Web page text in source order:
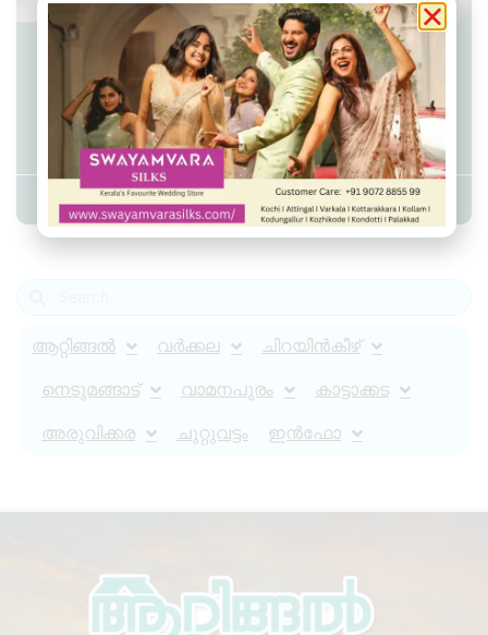
കായിക്കരയിൽ തെരുവുനായയുടെ
ആക്രമണം; 10 വയസുകാരനും
വയോധികയ്ക്കും പരിക്ക്
Admin YS August 17, 2025 2:46 pm
ആറ്റിങ്ങൽ വർക്കല ചിറയിൻകീഴ്
നെടുമങ്ങാട് വാമനപുരം കാട്ടാക്കട
അരുവിക്കര ചുറ്റുവട്ടം ഇൻഫോ